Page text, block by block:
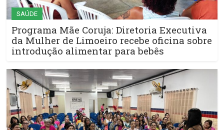
SAÚDE
Programa Mãe Coruja: Diretoria Executiva
da Mulher de Limoeiro recebe oficina sobre
introdução alimentar para bebês